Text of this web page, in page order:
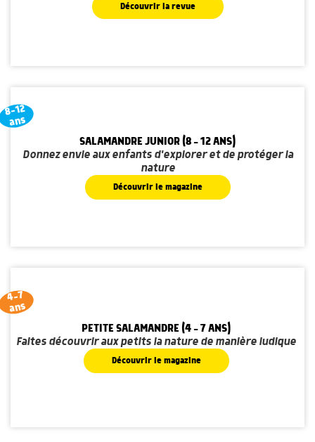
Découvrir la revue
8-12
ans
SALAMANDRE JUNIOR (8 - 12 ANS)
Donnez envie aux enfants d'explorer et de protéger la
nature
Découvrir le magazine
4-7
ans
PETITE SALAMANDRE (4 - 7 ANS)
Faites découvrir aux petits la nature de manière ludique
Découvrir le magazine